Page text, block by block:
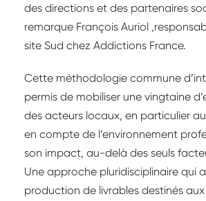
des directions et des partenaires
remarque François Auriol
site Sud chez Addictions France.
Cette méthodologie commune
permis de mobiliser une vingtaine
des acteurs locaux, en particulier
en compte de l’environnement
son impact, au-delà des seuls
Une approche pluridisciplinaire qui
production de livrables destinés